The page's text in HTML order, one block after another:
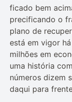
ficado bem
precificando o
plano de
está em vigor
milhões em
uma história
números dizem
daqui para